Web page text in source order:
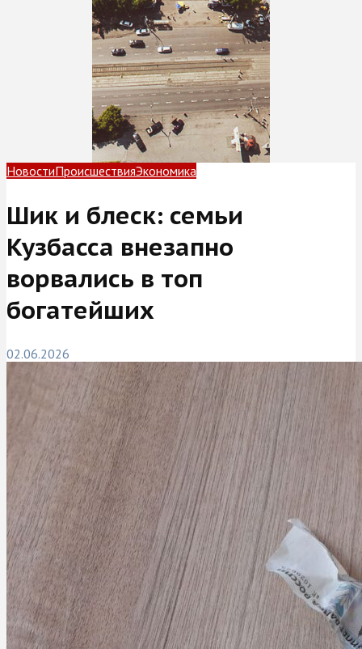
НовостиПроисшествияЭкономика
Шик и блеск: семьи
Кузбасса внезапно
ворвались в топ
богатейших
02.06.2026